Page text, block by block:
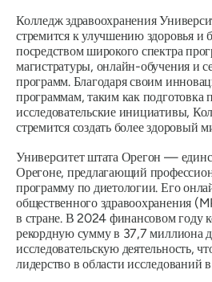
Колледж здравоохранения
стремится к улучшению здоровья и
посредством широкого спектра
магистратуры, онлайн-обучения и
программ. Благодаря своим
программам, таким как подготовка
исследовательские инициативы,
стремится создать более здоровый
Университет штата Орегон —
Орегоне, предлагающий
программу по диетологии. Его
общественного здравоохранения
в стране. В 2024 финансовом году
рекордную сумму в 37,7 миллиона
исследовательскую деятельность,
лидерство в области исследований